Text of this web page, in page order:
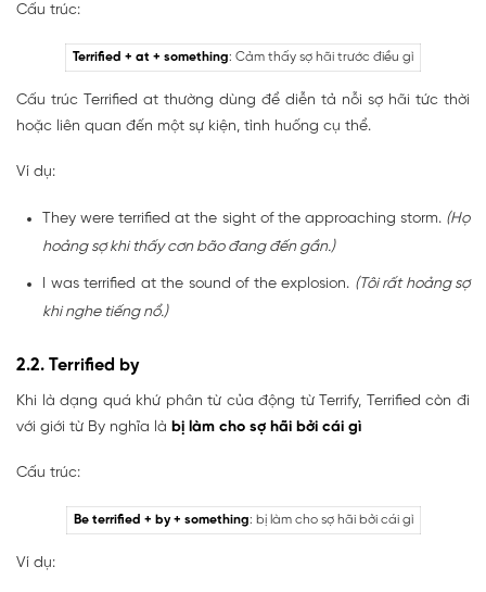
Cấu trúc:
Terrified + at + something: Cảm thấy sợ hãi trước điều gì
Cấu trúc Terrified at thường dùng để diễn tả nỗi sợ hãi tức thời
hoặc liên quan đến một sự kiện, tình huống cụ thể.
Ví dụ:
They were terrified at the sight of the approaching storm. (Họ
hoảng sợ khi thấy cơn bão đang đến gần.)
I was terrified at the sound of the explosion. (Tôi rất hoảng sợ
khi nghe tiếng nổ.)
2.2. Terrified by
Khi là dạng quá khứ phân từ của động từ Terrify, Terrified còn đi
với giới từ By nghĩa là bị làm cho sợ hãi bởi cái gì
Cấu trúc:
Be terrified + by + something: bị làm cho sợ hãi bởi cái gì
Ví dụ: